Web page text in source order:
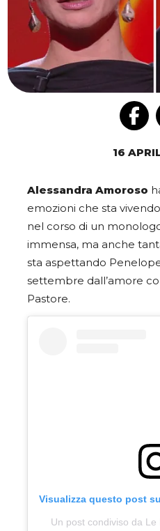
16
Alessandra Amoroso
emozioni che sta
nel corso di un
immensa, ma anche
sta aspettando
settembre dall’amore
Pastore.
Visualizza questo post
Un post condiviso da